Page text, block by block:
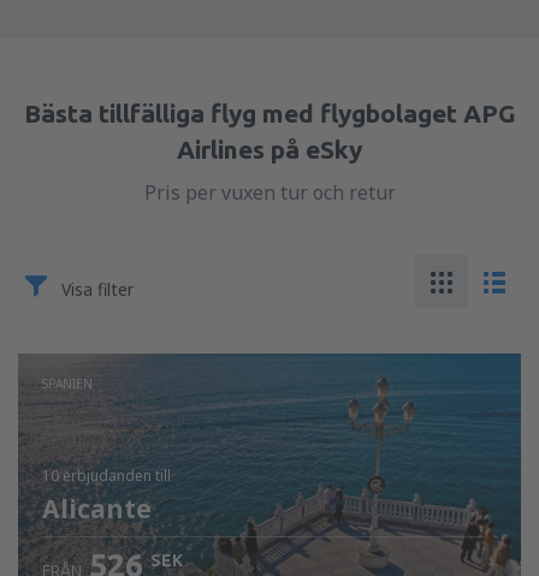
Bästa tillfälliga flyg med flygbolaget APG
Airlines på eSky
Pris per vuxen tur och retur
Visa filter
SPANIEN
10 erbjudanden till
Alicante
FRÅN 526 SEK